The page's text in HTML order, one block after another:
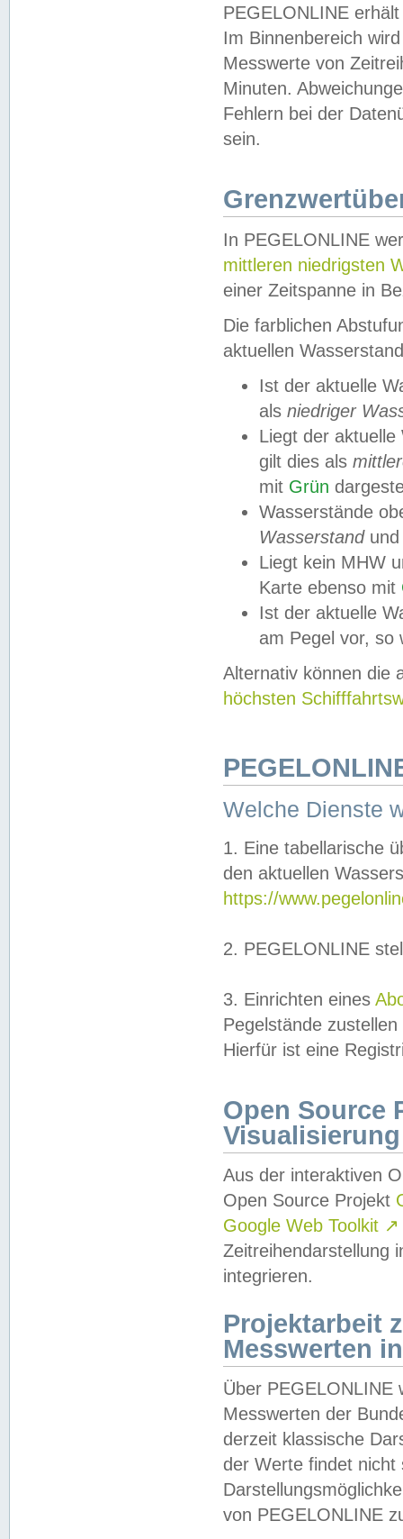
PEGELONLINE
Im Binnenbereich
Messwerte von
Minuten.
Fehlern bei der
sein.
In PEGELONLINE
mittleren niedrigsten
einer Zeitspanne in
Die farblichen
aktuellen
Ist der aktuelle
als niedriger
Liegt der
gilt dies als
mit Grün
Wasserstände
Wasserstandund
Liegt kein MHW
Karte ebenso mit
Ist der aktuelle
am Pegel vor,
Alternativ können die
höchsten
Welche Dienste
1. Eine tabellarische
den aktuellen
https://
2. PEGELONLINE
3. Einrichten eines
Pegelstände
Hierfür ist eine
Open Source
Visualisierung
Aus der interaktiven
Open Source Projekt
Google Web Toolkit ↗
Zeitreihendarstellung
integrieren.
Projektarbeit
Messwerten
Über PEGELONLINE
Messwerten der
derzeit klassische
der Werte findet
von PEGELONLINE